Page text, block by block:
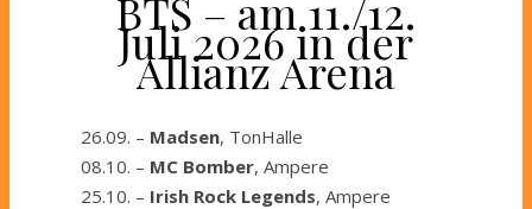
BTS – am 11./12.
Juli 2026 in der
Allianz Arena
26.09. – Madsen, TonHalle
08.10. – MC Bomber, Ampere
25.10. – Irish Rock Legends, Ampere